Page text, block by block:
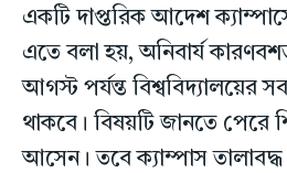
একটি দাপ্তরিক আদেশ
এতে বলা হয়, অনিবার্য
আগস্ট পর্যন্ত বিশ্ববিদ্যালয়ের
থাকবে। বিষয়টি জানতে পেরে
আসেন। তবে ক্যাম্পাস তালাবদ্ধ